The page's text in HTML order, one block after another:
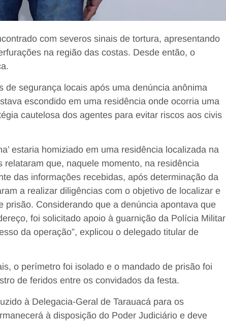
com severos sinais de tortura, apresentando
na região das costas. Desde então, o
de segurança locais após uma denúncia anônima
escondido em uma residência onde ocorria uma
cautelosa dos agentes para evitar riscos aos civis
estaria homiziado em uma residência localizada na
que, naquele momento, na residência
das informações recebidas, após determinação da
a realizar diligências com o objetivo de localizar e
prisão. Considerando que a denúncia apontava que
foi solicitado apoio à guarnição da Polícia Militar
da operação”, explicou o delegado titular de
o perímetro foi isolado e o mandado de prisão foi
de feridos entre os convidados da festa.
à Delegacia-Geral de Tarauacá para os
à disposição do Poder Judiciário e deve